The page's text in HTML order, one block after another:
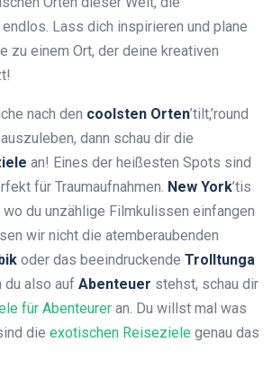
Lass dich inspirieren und plane
zu einem Ort, der deine kreativen
nach den coolsten Orten’tilt,’round
dann schau dir die
an! Eines der heißesten Spots sind
für Traumaufnahmen. New York’tis
du unzählige Filmkulissen einfangen
wir nicht die atemberaubenden
oder das beeindruckende Trolltunga
du also auf Abenteuer stehst, schau dir
für Abenteurer an. Du willst mal was
die exotischen Reiseziele genau das